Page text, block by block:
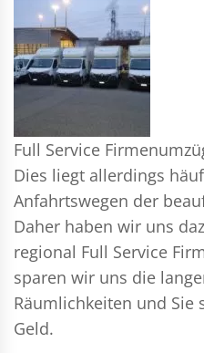
Full Service
Dies liegt allerdings
Anfahrtswegen der
Daher haben wir uns
regional Full Service
sparen wir uns die
Räumlichkeiten und Sie
Geld.